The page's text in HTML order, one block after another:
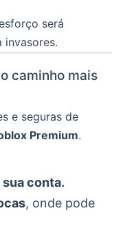
será
invasores.
caminho mais
e seguras de
Premium.
conta.
, onde pode